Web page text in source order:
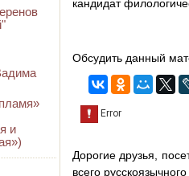
и
кандидат
Обсудить данный
Дорогие друзья,
всего